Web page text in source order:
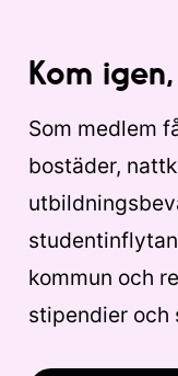
Kom
Som medlem
bostäder,
kommun och
stipendier och